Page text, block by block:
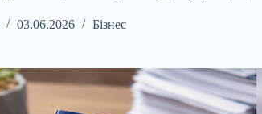
03.06.2026 Бізнес